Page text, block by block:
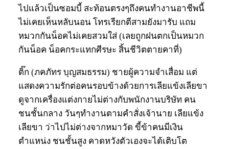
ไปแล้วเป็นซอมบี้ สะท้อนตรงๆถึงคนทำงานอาชีพนี้
ไม่เคยเห็นหลับนอน โทรเรียกตีสามยังมารับ แถม
หมวกกันน็อคไม่เคยสวมใส่ (เลยถูกฝนตกเป็นหมวก
กันน็อค น็อคกระแทกศีรษะ สิ้นชีวิตตายคาที่)
ติ๊ก (ภคภัทร บุญสมธรรม) ชายผู้ความจำเสื่อม แต่
แสดงความรักต่อคนรอบข้างด้วยการเลียแข้งเลียขา
ดูจากเครื่องแต่งกายไม่ต่างกับพนักงานบริษัท คน
ชนชั้นกลาง วันๆทำงานตามคำสั่งเจ้านาย เลียแข้ง
เลียขา ว่าไปไม่ต่างจากหมาวัด ขี้ข้าคนมีเงิน
ตำแหน่ง ชนชั้นสูง คาดหวังตัวเองจะได้เติบโต